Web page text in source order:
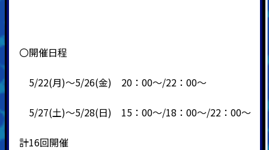
〇開催日程
5/22(月)～5/26(金) 20：00～/22：00～
5/27(土)～5/28(日) 15：00～/18：00～/22：00～
計16回開催